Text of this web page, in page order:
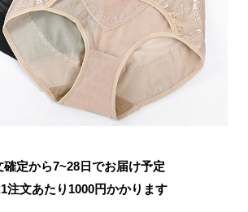
確定から7~28日でお届け予定
注文あたり 1000円かかります